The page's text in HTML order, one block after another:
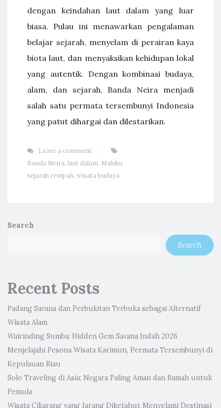
dengan keindahan laut dalam yang luar
biasa. Pulau ini menawarkan pengalaman
belajar sejarah, menyelam di perairan kaya
biota laut, dan menyaksikan kehidupan lokal
yang autentik. Dengan kombinasi budaya,
alam, dan sejarah, Banda Neira menjadi
salah satu permata tersembunyi Indonesia
yang patut dihargai dan dilestarikan.
Leave a comment
Banda Neira, laut dalam, Maluku,
sejarah rempah, wisata budaya
Search
Search
Recent Posts
Padang Savana dan Perbukitan Terbuka sebagai Alternatif
Wisata Alam
Wairinding Sumba: Hidden Gem Savana Indah 2026
Menjelajahi Pesona Wisata Karimun, Permata Tersembunyi di
Kepulauan Riau
Solo Traveling di Asia: Negara Paling Aman dan Ramah untuk
Pemula
Wisata Cikarang yang Jarang Diketahui: Menyelami Destinasi